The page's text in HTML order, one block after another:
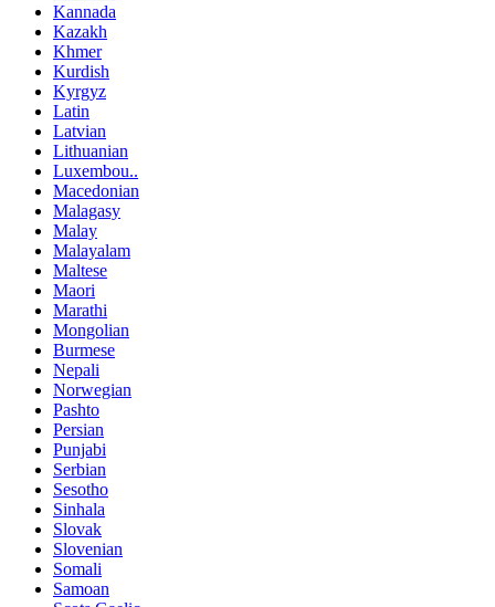
Kannada
Kazakh
Khmer
Kurdish
Kyrgyz
Latin
Latvian
Lithuanian
Luxembou..
Macedonian
Malagasy
Malay
Malayalam
Maltese
Maori
Marathi
Mongolian
Burmese
Nepali
Norwegian
Pashto
Persian
Punjabi
Serbian
Sesotho
Sinhala
Slovak
Slovenian
Somali
Samoan